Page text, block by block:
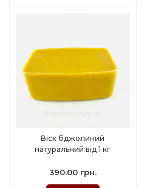
Віск бджолиний
натуральний від 1 кг
390.00 грн.